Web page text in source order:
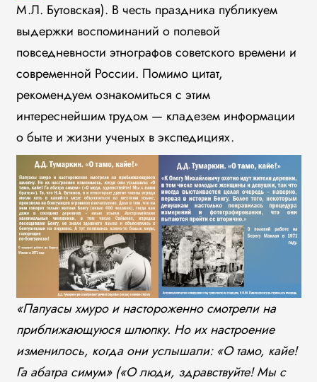
М.Л. Бутовская). В честь праздника публикуем
выдержки воспоминаний о полевой
повседневности этнографов советского времени и
современной России. Помимо цитат,
рекомендуем ознакомиться с этим
интереснейшим трудом — кладезем информации
о быте и жизни ученых в экспедициях.
«Папуасы хмуро и настороженно смотрели на
приближающуюся шлюпку. Но их настроение
изменилось, когда они услышали: «О тамо, кайе!
Га абатра симум» («О люди, здравствуйте! Мы с